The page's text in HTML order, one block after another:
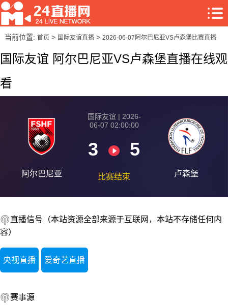
当前位置: 首页> 国际友谊直播> 2026-06-07阿尔巴尼亚VS卢森堡比赛直播
国际友谊 阿尔巴尼亚VS卢森堡直播在线观
看
阿尔巴尼亚
国际友谊 | 2026-
06-07 02:00:00
3 5
比赛结束 卢森堡
直播信号（本站资源全部来源于互联网，本站不存储任何内
容）
央视直播 爱奇艺直播
赛事源